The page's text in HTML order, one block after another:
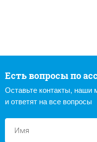
Есть вопросы по
Оставьте контакты,
и ответят на все вопросы